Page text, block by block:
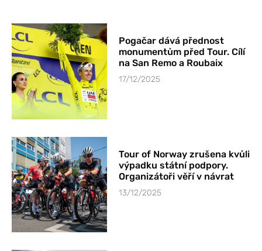
Pogačar dává přednost
monumentům před Tour. Cílí
na San Remo a Roubaix
17/12/2025
Tour of Norway zrušena kvůli
výpadku státní podpory.
Organizátoři věří v návrat
13/12/2025